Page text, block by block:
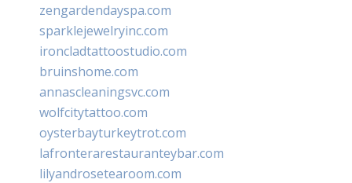
zengardendayspa.com
sparklejewelryinc.com
ironcladtattoostudio.com
bruinshome.com
annascleaningsvc.com
wolfcitytattoo.com
oysterbayturkeytrot.com
lafronterarestauranteybar.com
lilyandrosetearoom.com